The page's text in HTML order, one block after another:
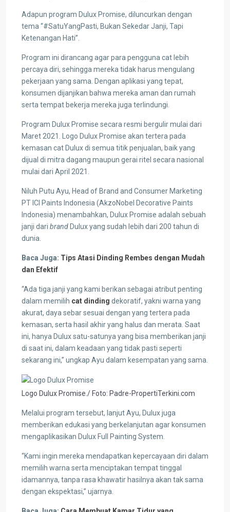
Adapun program Dulux Promise, diluncurkan dengan
tema “#SatuYangPasti, Bukan Sekedar Janji, Tapi
Ketenangan Hati”.
Program ini dirancang agar para pengguna cat lebih
percaya diri, sehingga mereka tidak harus mengulang
pekerjaan yang sama. Dengan aplikasi yang tepat,
konsumen dijanjikan bahwa mereka aman dan rumah
serta tempat bekerja mereka juga terlindungi.
Program Dulux Promise secara resmi bergulir mulai dari
Maret 2021. Logo Dulux Promise akan tertera pada
kemasan cat Dulux di semua titik penjualan, baik yang
dijual di mitra dagang maupun gerai ritel secara nasional
mulai dari April 2021.
Niluh Putu Ayu, Head of Brand and Consumer Marketing
PT ICI Paints Indonesia (AkzoNobel Decorative Paints
Indonesia) menambahkan, Dulux Promise adalah sebuah
janji dari brand Dulux yang sudah lebih dari 200 tahun di
dunia.
Baca Juga: Tips Atasi Dinding Rembes dengan Mudah
dan Efektif
“Ada tiga janji yang kami berikan sebagai atribut penting
dalam memilih cat dinding dekoratif, yakni warna yang
akurat, daya sebar sesuai dengan yang tertera pada
kemasan, serta hasil akhir yang halus dan merata. Saat
ini, hanya Dulux satu-satunya yang bisa memberikan janji
di saat ini, dalam keadaan yang tidak pasti seperti
sekarang ini,” ungkap Ayu dalam kesempatan yang sama.
Logo Dulux Promise./ Foto: Padre-PropertiTerkini.com
Melalui program tersebut, lanjut Ayu, Dulux juga
memberikan edukasi yang berkelanjutan agar konsumen
mengaplikasikan Dulux Full Painting System.
“Kami ingin mereka mendapatkan kepercayaan diri dalam
memilih warna serta menciptakan tempat tinggal
idamannya, tanpa rasa khawatir hasilnya akan tak sama
dengan ekspektasi,” ujarnya.